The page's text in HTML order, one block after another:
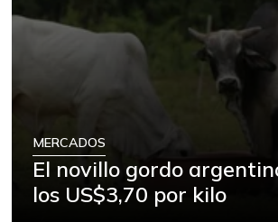
MERCADOS
El novillo gordo
los US$3,70 por kilo